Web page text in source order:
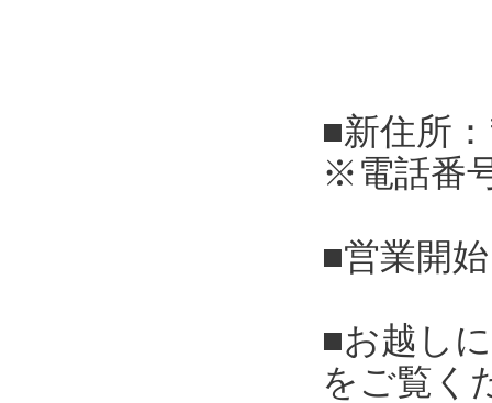
■新住所
※電話番
■営業開
■お越し
をご覧く